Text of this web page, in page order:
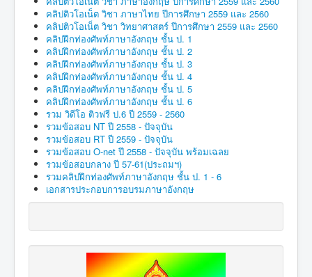
คลิปติวโอเน็ต วิชา ภาษาไทย ปีการศึกษา 2559 และ 2560
คลิปติวโอเน็ต วิชา วิทยาศาสตร์ ปีการศึกษา 2559 และ 2560
คลิปฝึกท่องศัพท์ภาษาอังกฤษ ชั้น ป. 1
คลิปฝึกท่องศัพท์ภาษาอังกฤษ ชั้น ป. 2
คลิปฝึกท่องศัพท์ภาษาอังกฤษ ชั้น ป. 3
คลิปฝึกท่องศัพท์ภาษาอังกฤษ ชั้น ป. 4
คลิปฝึกท่องศัพท์ภาษาอังกฤษ ชั้น ป. 5
คลิปฝึกท่องศัพท์ภาษาอังกฤษ ชั้น ป. 6
รวม วิดีโอ ติวฟรี ป.6 ปี 2559 - 2560
รวมข้อสอบ NT ปี 2558 - ปัจจุบัน
รวมข้อสอบ RT ปี 2559 - ปัจจุบัน
รวมข้อสอบ O-net ปี 2558 - ปัจจุบัน พร้อมเฉลย
รวมข้อสอบกลาง ปี 57-61(ประถมฯ)
รวมคลิปฝึกท่องศัพท์ภาษาอังกฤษ ชั้น ป. 1 - 6
เอกสารประกอบการอบรมภาษาอังกฤษ